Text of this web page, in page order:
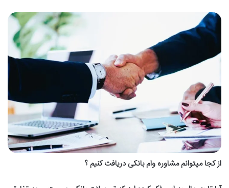
از کجا میتوانم مشاوره وام بانکی دریافت کنیم ؟